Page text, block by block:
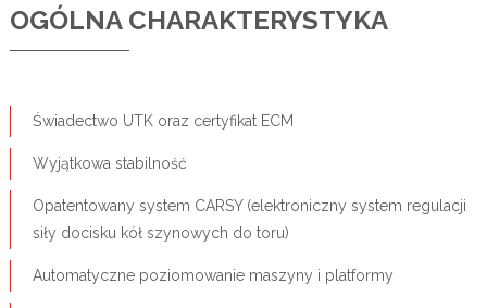
OGÓLNA CHARAKTERYSTYKA
Świadectwo UTK oraz certyfikat ECM
Wyjątkowa stabilność
Opatentowany system CARSY (elektroniczny system regulacji
siły docisku kół szynowych do toru)
Automatyczne poziomowanie maszyny i platformy